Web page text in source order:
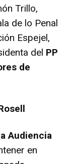
Trillo,
de lo Penal
Espejel,
del PP
de
Audiencia
en